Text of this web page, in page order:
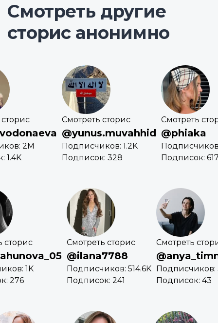
Смотреть другие
сторис анонимно
2M
1.4K
Смотреть сторис
@yunus.muvahhid
Подписчиков: 1.2K
Подписок: 328
Смотреть
@phiaka
Подписок:
сторис
1K
276
Смотреть сторис
@ilana7788
Подписчиков: 514.6K
Подписок: 241
Смотреть
Подписчиков:
Подписок: 43